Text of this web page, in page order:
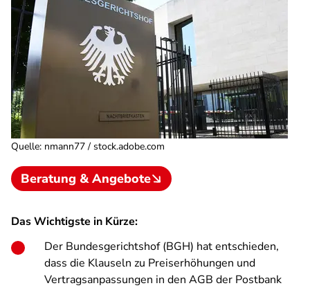
Quelle: nmann77 / stock.adobe.com
Beratung & Angebote
Das Wichtigste in Kürze:
Der Bundesgerichtshof (BGH) hat entschieden,
dass die Klauseln zu Preiserhöhungen und
Vertragsanpassungen in den AGB der Postbank